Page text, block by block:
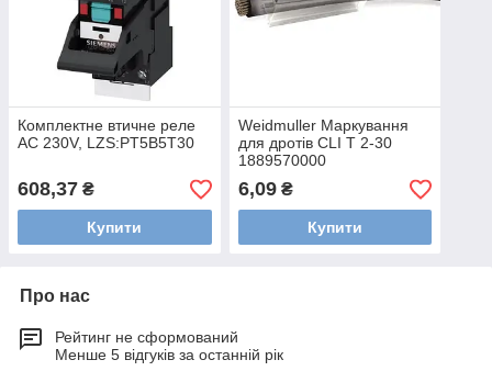
Комплектне втичне реле
AC 230V, LZS:PT5B5T30
608,37 ₴
Купити
Weidmuller Маркування
для дротів CLI T 2-30
1889570000
6,09₴
Купити
Про нас
Рейтинг не сформований
Менше 5 відгуків за останній рік